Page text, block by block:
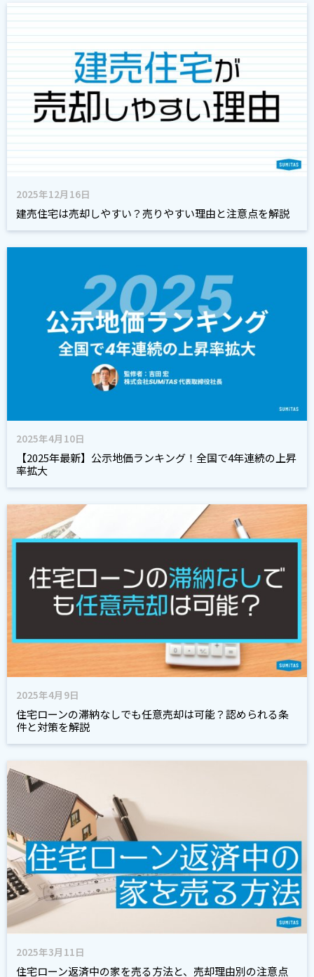
2025年12月16日
建売住宅は売却しやすい？売りやすい理由と注意点を解説
2025年4月10日
【2025年最新】公示地価ランキング！全国で4年連続の上昇
率拡大
2025年4月9日
住宅ローンの滞納なしでも任意売却は可能？認められる条
件と対策を解説
2025年3月11日
住宅ローン返済中の家を売る方法と、売却理由別の注意点